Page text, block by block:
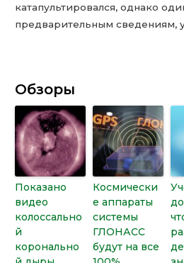
катапультировался, однако
предварительным сведениям,
Обзоры
Показано
видео
колоссально
й
коронально
Космически
е аппараты
системы
ГЛОНАСС
будут на все